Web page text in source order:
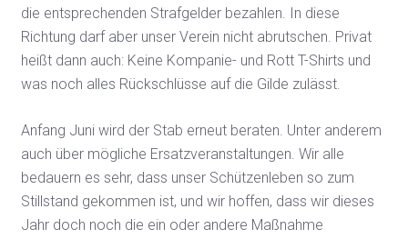
die entsprechenden Strafgelder bezahlen. In diese
Richtung darf aber unser Verein nicht abrutschen. Privat
heißt dann auch: Keine Kompanie- und Rott T-Shirts und
was noch alles Rückschlüsse auf die Gilde zulässt.
Anfang Juni wird der Stab erneut beraten. Unter anderem
auch über mögliche Ersatzveranstaltungen. Wir alle
bedauern es sehr, dass unser Schützenleben so zum
Stillstand gekommen ist, und wir hoffen, dass wir dieses
Jahr doch noch die ein oder andere Maßnahme